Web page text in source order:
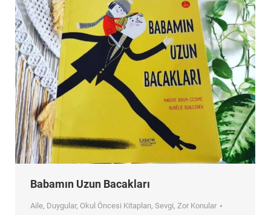
Babamın Uzun Bacakları
Aile, Duygular, Okul Öncesi Kitapları, Sevgi, Zor Konular